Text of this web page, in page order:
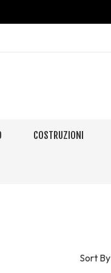
COSTRUZIONI
Sort By